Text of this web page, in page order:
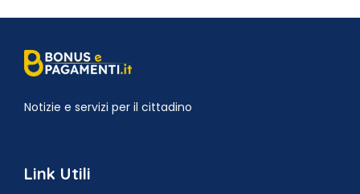
Notizie e servizi per il cittadino
Link Utili